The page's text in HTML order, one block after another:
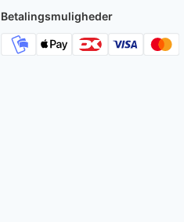
360 kr..99 kr..
Betalingsmuligheder